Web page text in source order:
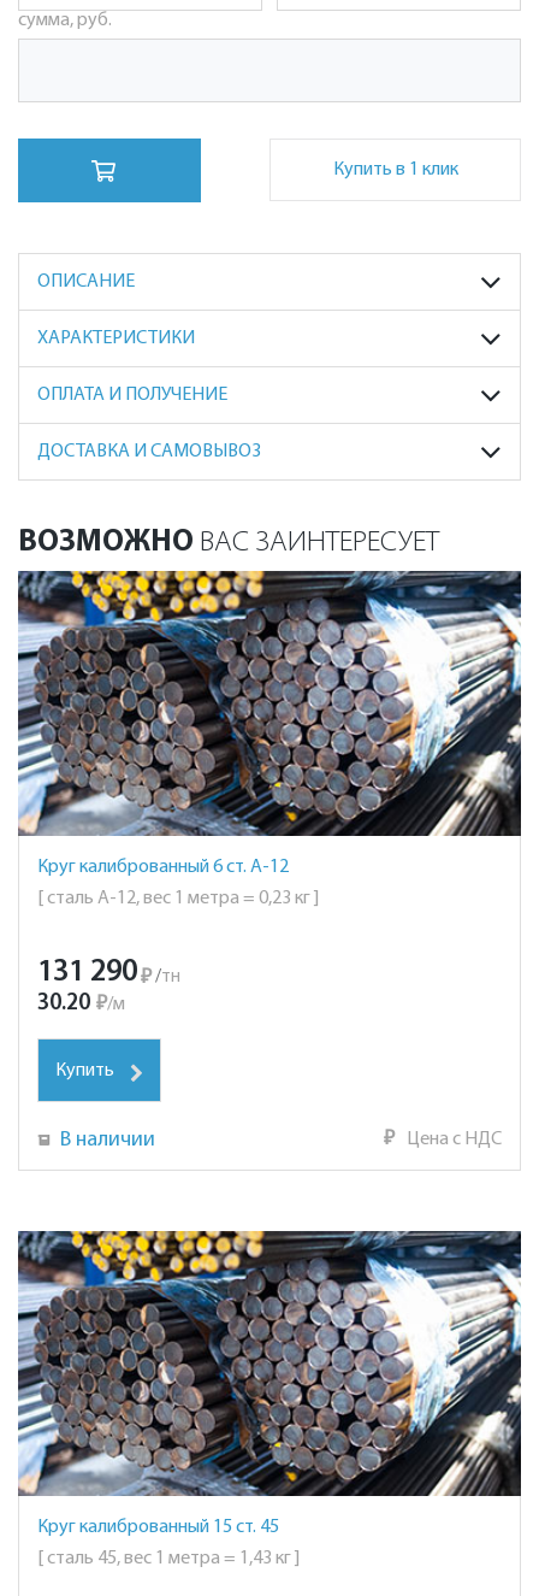
сумма, руб.
Купить в 1 клик
ОПИСАНИЕ
ХАРАКТЕРИСТИКИ
ОПЛАТА И ПОЛУЧЕНИЕ
ДОСТАВКА И САМОВЫВОЗ
ВОЗМОЖНО ВАС ЗАИНТЕРЕСУЕТ
Круг калиброванный 6 ст. А-12
[ сталь А-12, вес 1 метра = 0,23 кг ]
131 290₽ /тн
30.20 ₽/м
Купить
В наличии ₽ Цена с НДС
Круг калиброванный 15 ст. 45
[ сталь 45, вес 1 метра = 1,43 кг ]